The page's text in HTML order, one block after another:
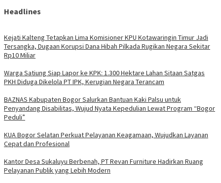
Headlines
Kejati Kalteng Tetapkan Lima Komisioner KPU Kotawaringin Timur Jadi
Tersangka, Dugaan Korupsi Dana Hibah Pilkada Rugikan Negara Sekitar
Rp10 Miliar
Warga Satiung Siap Lapor ke KPK: 1.300 Hektare Lahan Sitaan Satgas
PKH Diduga Dikelola PT IPK, Kerugian Negara Terancam
BAZNAS Kabupaten Bogor Salurkan Bantuan Kaki Palsu untuk
Penyandang Disabilitas, Wujud Nyata Kepedulian Lewat Program “Bogor
Peduli”
KUA Bogor Selatan Perkuat Pelayanan Keagamaan, Wujudkan Layanan
Cepat dan Profesional
Kantor Desa Sukaluyu Berbenah, PT Revan Furniture Hadirkan Ruang
Pelayanan Publik yang Lebih Modern